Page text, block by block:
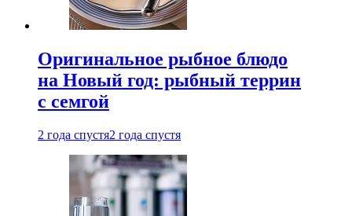
Оригинальное рыбное блюдо
на Новый год: рыбный террин
с семгой
2 года спустя2 года спустя